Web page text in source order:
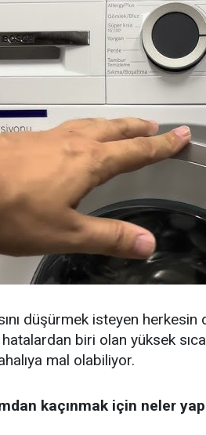
düşürmek isteyen herkesin
hatalardan biri olan yüksek
mal olabiliyor.
kaçınmak için neler